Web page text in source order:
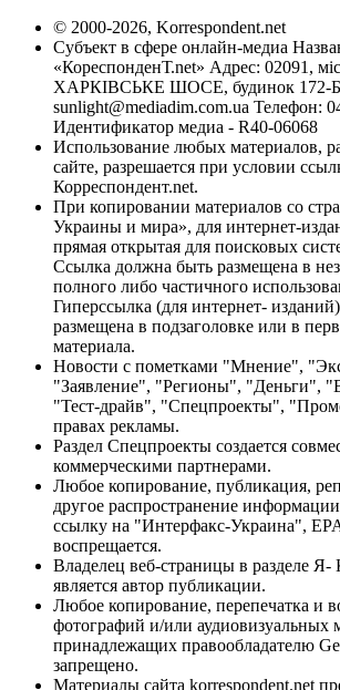
© 2000-2026, Korrespondent.net
Субъект в сфере онлайн-медиа
«КореспонденТ.net» Адрес: 02091,
ХАРКІВСЬКЕ ШОСЕ, будинок 172-Б,
sunlight@mediadim.com.ua Телефон:
Идентификатор медиа - R40-06068
Использование любых материалов,
сайте, разрешается при условии
Корреспондент.net.
При копировании материалов со
Украины и мира», для интернет-
прямая открытая для поисковых
Ссылка должна быть размещена в
полного либо частичного
Гиперссылка (для интернет-
размещена в подзаголовке или в
материала.
Новости с пометками "Мнение",
"Заявление", "Регионы", "Деньги",
"Тест-драйв", "Спецпроекты",
правах рекламы.
Раздел Спецпроекты создается
коммерческими партнерами.
Любое копирование, публикация,
другое распространение
ссылку на "Интерфакс-Украина",
воспрещается.
Владелец веб-страницы в разделе Я-
является автор публикации.
Любое копирование, перепечатка и
фотографий и/или аудиовизуальных
принадлежащих правообладателю
запрещено.
Материалы сайта korrespondent.net